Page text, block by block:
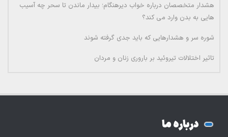
هشدار متخصصان درباره خواب دیرهنگام؛ بیدار ماندن تا سحر چه آسیب
هایی به بدن وارد می کند؟
شوره سر و هشدارهایی که باید جدی گرفته شوند
تاثیر اختلالات تیروئید بر باروری زنان و مردان
درباره ما